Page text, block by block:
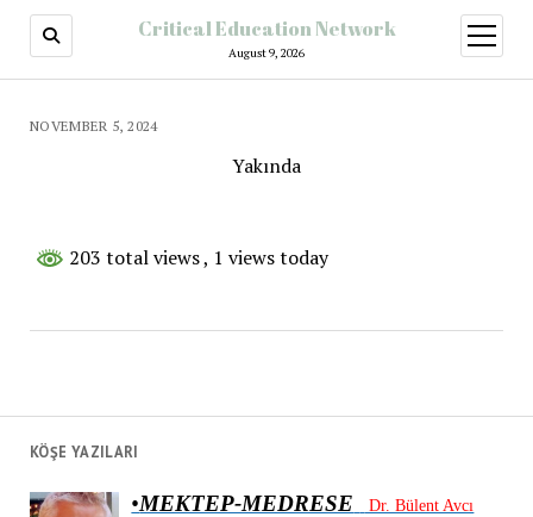
Critical Education Network
August 9, 2026
NOVEMBER 5, 2024
Yakında
203 total views, 1 views today
KÖŞE YAZILARI
•MEKTEP-MEDRESE
Dr. Bülent Avcı